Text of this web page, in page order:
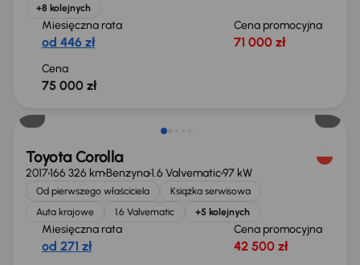
+8 kolejnych
Miesięczna rata
od 446 zł
Cena promocyjna
71 000 zł
Cena
75 000 zł
Taniej o 500 zł
Toyota Corolla
2017166 326 kmBenzyna1.6 Valvematic97 kW
Od pierwszego właściciela
Książka serwisowa
Auta krajowe
1.6 Valvematic +5 kolejnych
Miesięczna rata
od 271 zł
Cena promocyjna
42 500 zł